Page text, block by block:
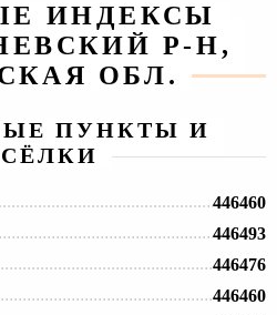
ИНДЕКСЫ
Р-Н,
ОБЛ.
ПУНКТЫ И
446460
446493
446476
446460